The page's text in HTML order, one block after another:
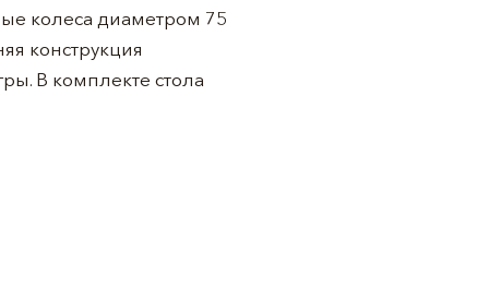
колеса диаметром 75
конструкция
В комплекте стола